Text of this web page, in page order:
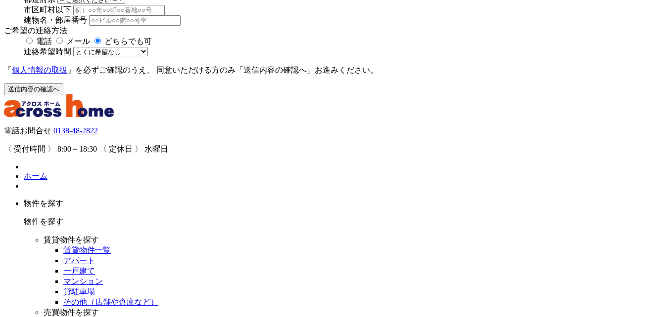
市区町村以下
建物名・部屋番号
ご希望の連絡方法
電話
メール
どちらでも可
連絡希望時間
「 個人情報の取扱 」を必ずご確認のうえ、 同意いただける方のみ「送信内容の確認へ」お進みください。
送信内容の確認へ
電話お問合せ 0138-48-2822
〈 受付時間 〉 8:00～18:30 〈 定休日 〉 水曜日
ホーム
物件を探す
物件を探す
賃貸物件を探す
賃貸物件一覧
アパート
一戸建て
マンション
貸駐車場
その他（店舗や倉庫など）
売買物件を探す